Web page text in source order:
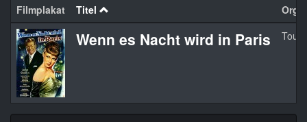
Filmplakat Titel
Wenn es Nacht wird in Paris